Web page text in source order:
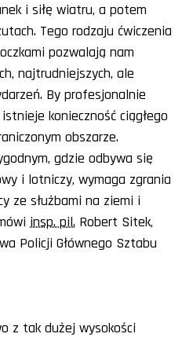
i siłę wiatru, a potem
Tego rodzaju ćwiczenia
pozwalają nam
najtrudniejszych, ale
By profesjonalnie
konieczność ciągłego
obszarze.
gdzie odbywa się
i lotniczy, wymaga zgrania
ze służbami na ziemi i
insp. pil. Robert Sitek,
Policji Głównego Sztabu
z tak dużej wysokości